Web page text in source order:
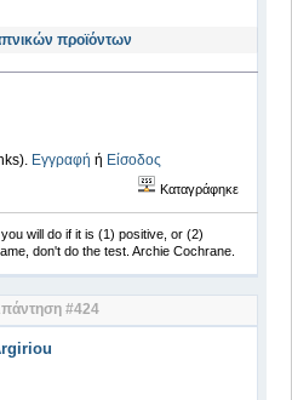
προϊόντων
Εγγραφή ή Είσοδος
Καταγράφηκε
will do if it is (1) positive, or (2)
don't do the test. Archie Cochrane.
#424